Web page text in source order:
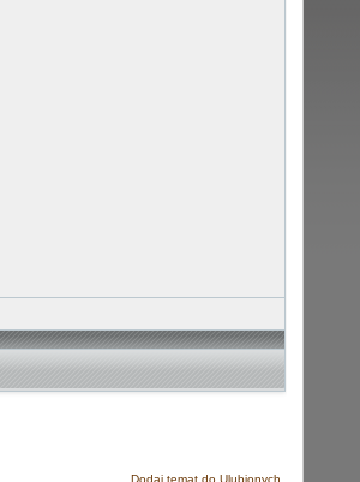
Dodaj temat do Ulubionych